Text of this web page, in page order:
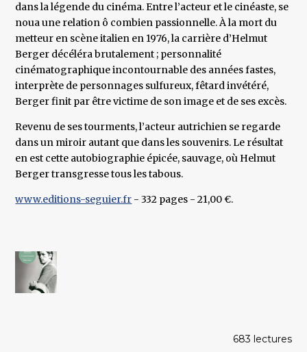
dans la légende du cinéma. Entre l’acteur et le cinéaste, se
noua une relation ô combien passionnelle. À la mort du
metteur en scène italien en 1976, la carrière d’Helmut
Berger décéléra brutalement ; personnalité
cinématographique incontournable des années fastes,
interprète de personnages sulfureux, fêtard invétéré,
Berger finit par être victime de son image et de ses excès.
Revenu de ses tourments, l’acteur autrichien se regarde
dans un miroir autant que dans les souvenirs. Le résultat
en est cette autobiographie épicée, sauvage, où Helmut
Berger transgresse tous les tabous.
www.editions-seguier.fr - 332 pages - 21,00 €.
683 lectures